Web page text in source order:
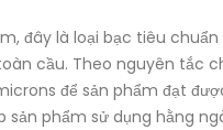
đây là loại bạc tiêu
cầu. Theo nguyên tắc
để sản phẩm đạt
sản phẩm sử dụng hằng